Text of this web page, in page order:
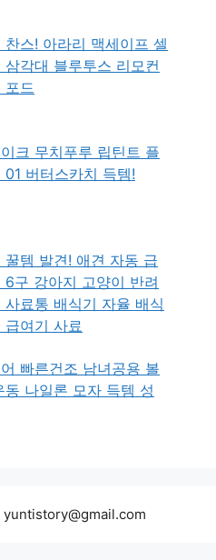
찬스! 아라리 맥세이프 셀
삼각대 블루투스 리모컨
포드
크 무치푸루 립틴트 플
01 버터스카치 득템!
꿀템 발견! 애견 자동 급
6구 강아지 고양이 반려
사료통 배식기 자율 배식
급여기 사료
빠른건조 남녀공용 볼
동 나일론 모자 득템 성